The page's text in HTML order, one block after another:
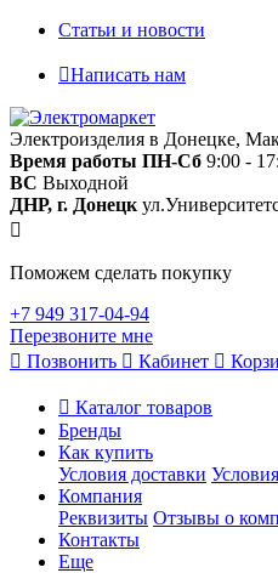
Статьи и новости
Написать нам
Электроизделия в Донецке,
Время работы ПН-Сб 9:00 -
ВС Выходной
ДНР, г. Донецк
Поможем сделать покупку
+7 949 317-04-94
Перезвоните мне
Позвонить
Кабинет
Каталог товаров
Бренды
Как купить
Условия доставки
Компания
Реквизиты Отзывы о
Контакты
Еще